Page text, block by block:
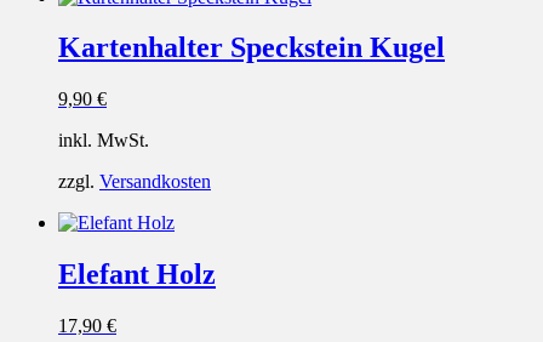
Kartenhalter Speckstein Kugel
9,90 €
inkl. MwSt.
zzgl. Versandkosten
Elefant Holz
17,90 €